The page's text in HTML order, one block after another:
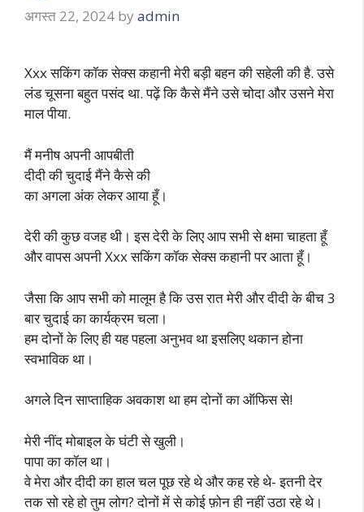
अगस्त 22, 2024 by admin
Xxx सकिंग कॉक सेक्स कहानी मेरी बड़ी बहन की सहेली की है. उसे
लंड चूसना बहुत पसंद था. पढ़ें कि कैसे मैंने उसे चोदा और उसने मेरा
माल पीया.
मैं मनीष अपनी आपबीती
दीदी की चुदाई मैंने कैसे की
का अगला अंक लेकर आया हूँ।
देरी की कुछ वजह थी। इस देरी के लिए आप सभी से क्षमा चाहता हूँ
और वापस अपनी Xxx सकिंग कॉक सेक्स कहानी पर आता हूँ।
जैसा कि आप सभी को मालूम है कि उस रात मेरी और दीदी के बीच 3
बार चुदाई का कार्यक्रम चला।
हम दोनों के लिए ही यह पहला अनुभव था इसलिए थकान होना
स्वभाविक था।
अगले दिन साप्ताहिक अवकाश था हम दोनों का ऑफिस से!
मेरी नींद मोबाइल के घंटी से खुली।
पापा का कॉल था।
वे मेरा और दीदी का हाल चल पूछ रहे थे और कह रहे थे- इतनी देर
तक सो रहे हो तुम लोग? दोनों में से कोई फ़ोन ही नहीं उठा रहे थे।